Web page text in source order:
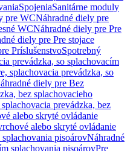
SpojeniaSanitárne moduly
pre WCNáhradné diely pre
WCNáhradné diely pre Pre
diely pre Pre stojace
PríslušenstvoSpotrebný
prevádzka, so splachovacím
splachovacia prevádzka, so
diely pre Bez
bez splachovacieho
prevádzka, bez
alebo skryté ovládanie
alebo skryté ovládanie
pisoárovNáhradné
splachovania pisoárovPre